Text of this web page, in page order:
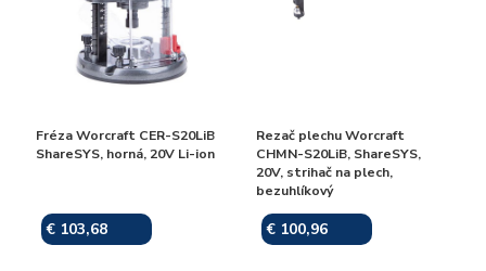
Fréza Worcraft CER-S20LiB
ShareSYS, horná, 20V Li-ion
€ 103,68
Rezač plechu Worcraft
CHMN-S20LiB, ShareSYS,
20V, strihač na plech,
bezuhlíkový
€ 100,96